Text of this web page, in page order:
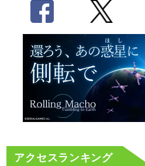
アクセスランキング